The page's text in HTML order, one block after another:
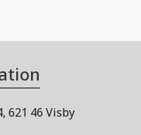
621 46 Visby